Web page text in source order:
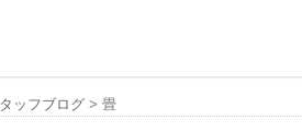
ッフブログ > 畳